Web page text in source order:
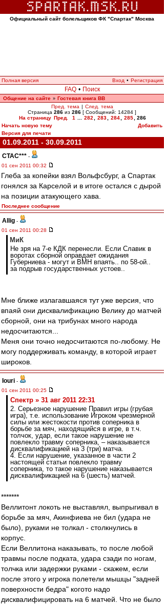
Официальный сайт болельщиков ФК "Спартак" Москва
Полная версия Вход • Регистрация
FAQ • Поиск
Общение на сайте » Гостевая книга ВВ
Пред. тема | След. тема
Страница 286 из 286 [ Сообщений: 14284 ]
На страницу Пред. 1 282 283 284 285
286
Начать новую тему
Добавить
Версия для печати
01.09.2011 - 30.09.2011
CTAC*** -
01 сен 2011 00:32
Глеба за копейки взял Вольфсбург, а Спартак
гонялся за Карселой и в итоге остался с дырой
на позиции атакующего хава.
Последнее сообщение
Allig -
01 сен 2011 00:28
МиК
Не зря на 7-е КДК перенесли. Если Славик в
воротах сборной оправдает ожидания
Губерниева - могут и ВМН впаять.. по 58-ой..
за подрыв государственных устоев..
Мне ближе излагавшаяся тут уже версия, что
впаяй они дисквалификацию Велику до матчей
сборной, они на трибунах много народа
недосчитаются...
Меня они точно недосчитаются по-любому. Не
могу поддерживать команду, в которой играет
широков.
Iouri -
01 сен 2011 00:25
Спектр » 31 авг 2011 22:31
2. Серьезное нарушение Правил игры (грубая
игра), т.е. использование Игроком чрезмерной
силы или жестокости против соперника в
борьбе за мяч, находящийся в игре, в т.ч.
толчок, удар, если такое нарушение не
повлекло травму соперника, – наказывается
дисквалификацией на 3 (три) матча.
4. Если нарушение, указанное в части 2
настоящей статьи повлекло травму
соперника, то такое нарушение наказывается
дисквалификацией на 6 (шесть) матчей.
*******
Веллитонт локоть не выставлял, выпрыгивал в
борьбе за мяч, Акинфиева не бил (удара не
было), руками не толкал - столкнулись в
корпус.
Если Веллитона наказывать, то после любой
травмы после подката, удара сзади по ногам,
толчка или задержки руками - скажем, если
после этого у игрока полетели мышцы "задней
поверхности бедра" когото надо
дисквалифицировать на 6 матчей. Что не было